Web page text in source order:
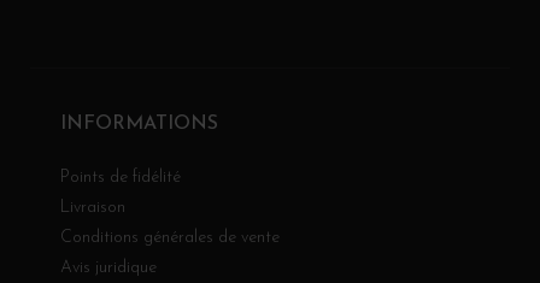
INFORMATIONS
Points de fidélité
Livraison
Conditions générales de vente
Avis juridique